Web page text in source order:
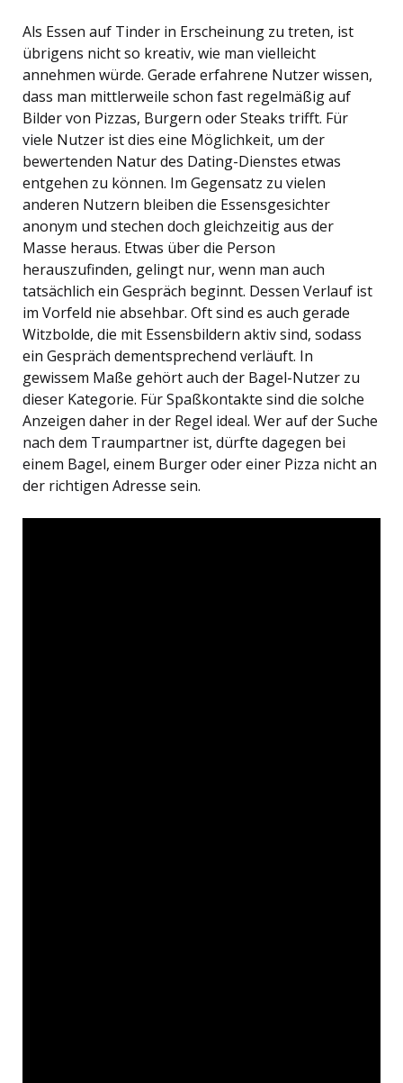
Als Essen auf Tinder in Erscheinung zu treten, ist
übrigens nicht so kreativ, wie man vielleicht
annehmen würde. Gerade erfahrene Nutzer wissen,
dass man mittlerweile schon fast regelmäßig auf
Bilder von Pizzas, Burgern oder Steaks trifft. Für
viele Nutzer ist dies eine Möglichkeit, um der
bewertenden Natur des Dating-Dienstes etwas
entgehen zu können. Im Gegensatz zu vielen
anderen Nutzern bleiben die Essensgesichter
anonym und stechen doch gleichzeitig aus der
Masse heraus. Etwas über die Person
herauszufinden, gelingt nur, wenn man auch
tatsächlich ein Gespräch beginnt. Dessen Verlauf ist
im Vorfeld nie absehbar. Oft sind es auch gerade
Witzbolde, die mit Essensbildern aktiv sind, sodass
ein Gespräch dementsprechend verläuft. In
gewissem Maße gehört auch der Bagel-Nutzer zu
dieser Kategorie. Für Spaßkontakte sind die solche
Anzeigen daher in der Regel ideal. Wer auf der Suche
nach dem Traumpartner ist, dürfte dagegen bei
einem Bagel, einem Burger oder einer Pizza nicht an
der richtigen Adresse sein.